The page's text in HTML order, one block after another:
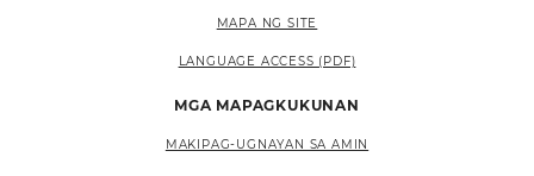
MAPA NG SITE
LANGUAGE ACCESS (PDF)
MGA MAPAGKUKUNAN
MAKIPAG-UGNAYAN SA AMIN